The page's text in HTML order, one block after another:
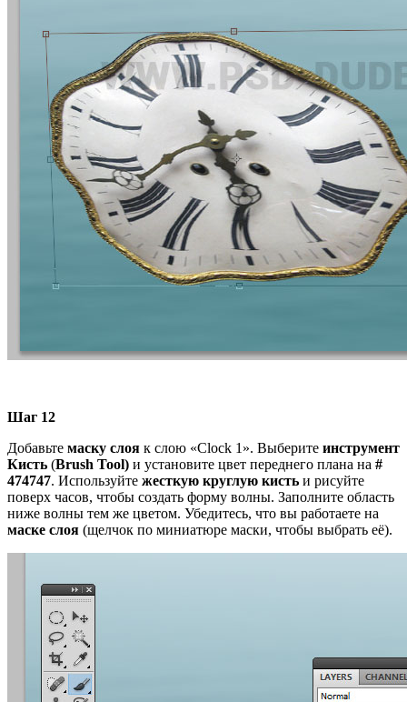
Шаг 12
Добавьте маску слоя к слою «Clock 1». Выберите инструмент
Кисть (Brush Tool) и установите цвет переднего плана на #
474747. Используйте жесткую круглую кисть и рисуйте
поверх часов, чтобы создать форму волны. Заполните область
ниже волны тем же цветом. Убедитесь, что вы работаете на
маске слоя (щелчок по миниатюре маски, чтобы выбрать её).